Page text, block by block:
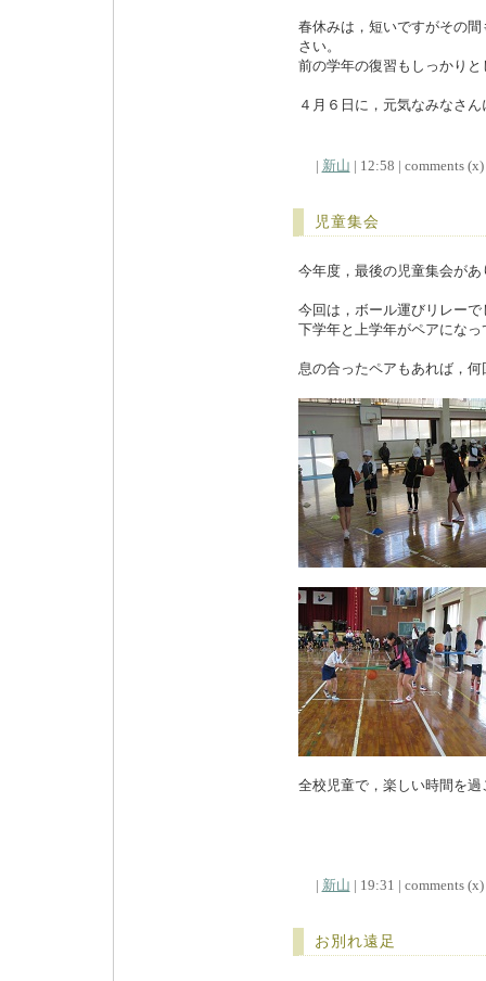
春休みは，短いですがその
さい。
前の学年の復習もしっかりと
４月６日に，元気なみなさ
| 新山 | 12:58 | comments
児童集会
今年度，最後の児童集会があ
今回は，ボール運びリレーで
下学年と上学年がペアにな
息の合ったペアもあれば，
全校児童で，楽しい時間を
| 新山 | 19:31 | comments
お別れ遠足